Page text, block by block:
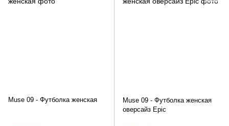
Muse 09 - Футболка женская
Muse 09 - Футболка женская
оверсайз Epic